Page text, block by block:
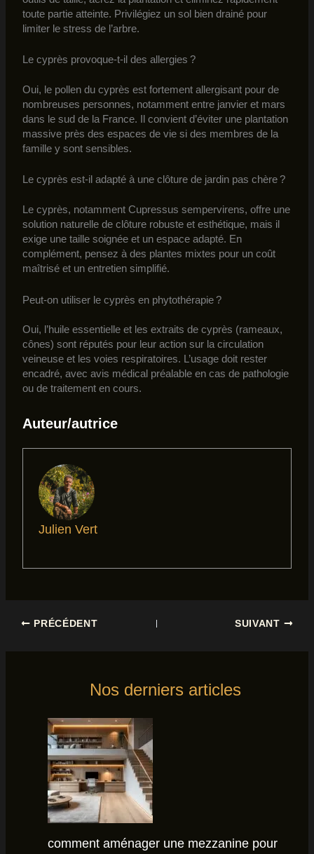
toute partie atteinte. Privilégiez un sol bien drainé pour
limiter le stress de l’arbre.
Le cyprès provoque-t-il des allergies ?
Oui, le pollen du cyprès est fortement allergisant pour de
nombreuses personnes, notamment entre janvier et mars
dans le sud de la France. Il convient d’éviter une plantation
massive près des espaces de vie si des membres de la
famille y sont sensibles.
Le cyprès est-il adapté à une clôture de jardin pas chère ?
Le cyprès, notamment Cupressus sempervirens, offre une
solution naturelle de clôture robuste et esthétique, mais il
exige une taille soignée et un espace adapté. En
complément, pensez à des plantes mixtes pour un coût
maîtrisé et un entretien simplifié.
Peut-on utiliser le cyprès en phytothérapie ?
Oui, l’huile essentielle et les extraits de cyprès (rameaux,
cônes) sont réputés pour leur action sur la circulation
veineuse et les voies respiratoires. L’usage doit rester
encadré, avec avis médical préalable en cas de pathologie
ou de traitement en cours.
Auteur/autrice
Julien Vert
PRÉCÉDENT SUIVANT
Nos derniers articles
comment aménager une mezzanine pour